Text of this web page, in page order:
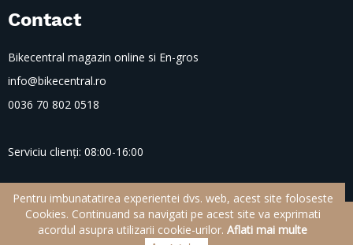
Contact
Bikecentral magazin online si En-gros
info@bikecentral.ro
0036 70 802 0518
Serviciu clienți: 08:00-16:00
© 2021.BikeCentral
Dezvoltat:Totel
Pentru imbunatatirea experientei dvs. web, acest site foloseste
Cookies. Continuand sa navigati pe acest site va exprimati
acordul asupra utilizarii cookie-urilor. Aflati mai multe